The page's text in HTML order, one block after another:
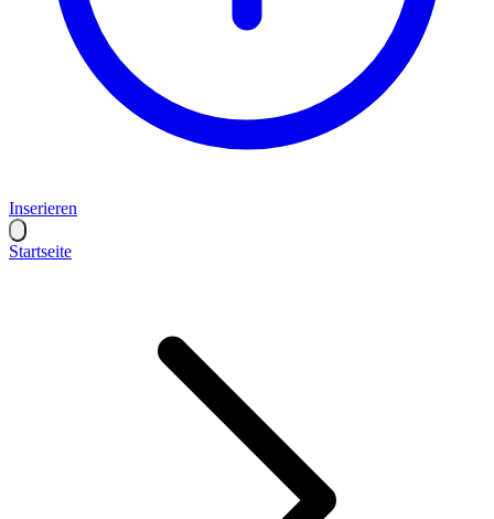
Inserieren
Startseite